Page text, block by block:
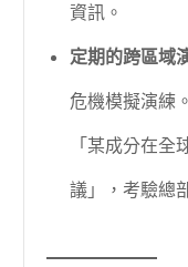
資訊。
定期的跨區域
危機模擬演練
「某成分在
議」，考驗總